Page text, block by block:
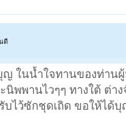
ดี
ในน้ำใจทานของท่านผู้
นิพพานไวๆๆ ทางใต้ ต่าง
บไว้ซักชุดเถิด ขอให้ได้